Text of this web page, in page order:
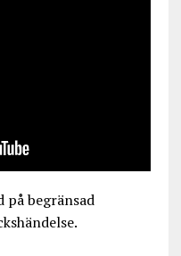
på begränsad